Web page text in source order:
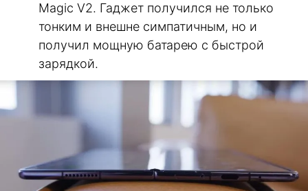
Magic V2. Гаджет получился не только
тонким и внешне симпатичным, но и
получил мощную батарею с быстрой
зарядкой.